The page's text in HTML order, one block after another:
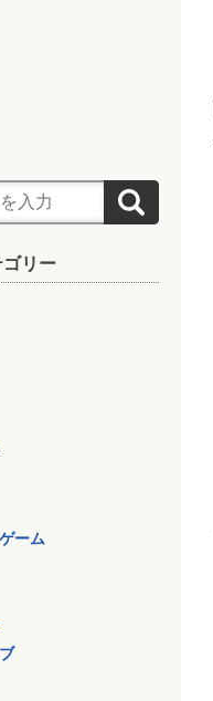
リー
ーム